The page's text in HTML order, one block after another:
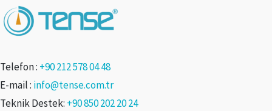
Telefon : +90 212 578 04 48
E-mail : info@tense.com.tr
Teknik Destek: +90 850 202 20 24